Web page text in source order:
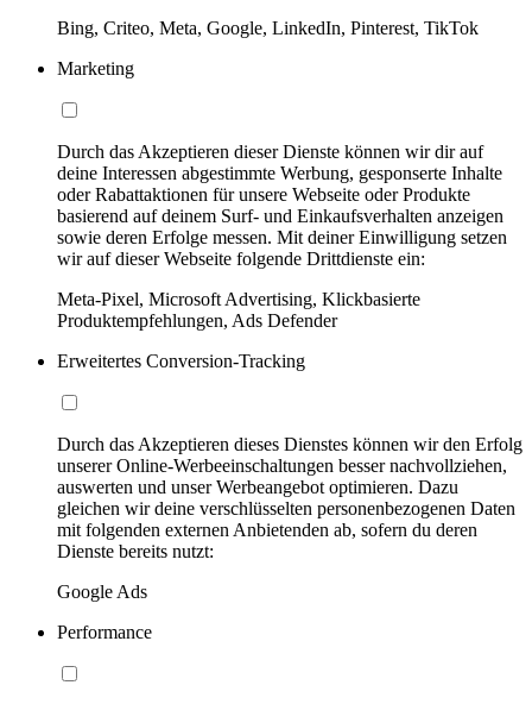
Bing, Criteo, Meta, Google, LinkedIn, Pinterest, TikTok
Marketing
Durch das Akzeptieren dieser Dienste können wir dir auf
deine Interessen abgestimmte Werbung, gesponserte Inhalte
oder Rabattaktionen für unsere Webseite oder Produkte
basierend auf deinem Surf- und Einkaufsverhalten anzeigen
sowie deren Erfolge messen. Mit deiner Einwilligung setzen
wir auf dieser Webseite folgende Drittdienste ein:
Meta-Pixel, Microsoft Advertising, Klickbasierte
Produktempfehlungen, Ads Defender
Erweitertes Conversion-Tracking
Durch das Akzeptieren dieses Dienstes können wir den Erfolg
unserer Online-Werbeeinschaltungen besser nachvollziehen,
auswerten und unser Werbeangebot optimieren. Dazu
gleichen wir deine verschlüsselten personenbezogenen Daten
mit folgenden externen Anbietenden ab, sofern du deren
Dienste bereits nutzt:
Google Ads
Performance